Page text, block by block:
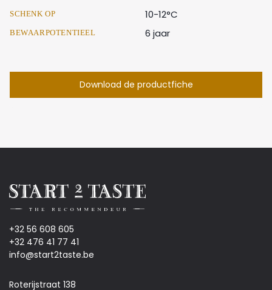
SCHENK OP 10-12°C
BEWAARPOTENTIEEL 6 jaar
Download de productfiche
+32 56 608 605
+32 476 41 77 41
info@start2taste.be
Roterijstraat 138